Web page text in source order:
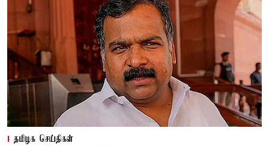
தமிழக செய்திகள்